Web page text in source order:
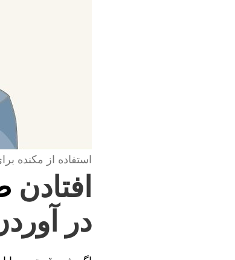
استفاده از مکنده
افتادن
در